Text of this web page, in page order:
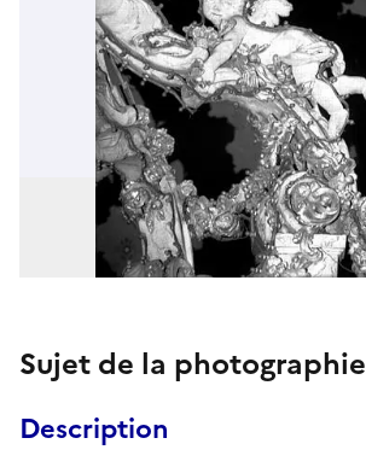
Sujet de la photographie
Description